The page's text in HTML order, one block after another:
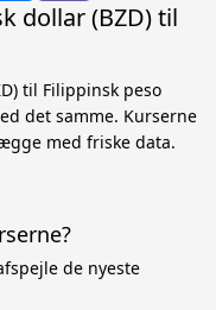
dollar (BZD) til
til Filippinsk peso
det samme. Kurserne
med friske data.
de nyeste